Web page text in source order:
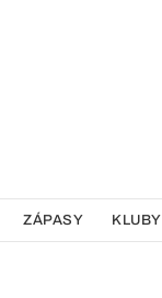
ZÁPASY KLUBY